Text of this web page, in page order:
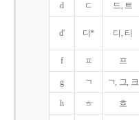
d ㄷ 드, 트
d' 디* 디, 티
f ㅍ 프
g ㄱ ㄱ, 그, 크
h ㅎ 흐